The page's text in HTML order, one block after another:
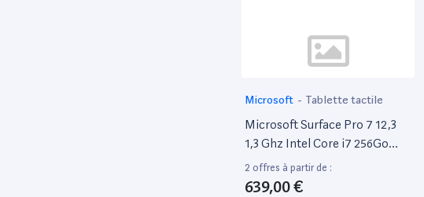
Microsoft - Tablette tactile
Microsoft Surface Pro 7 12,3
1,3 Ghz Intel Core i7 256Go
SSD 16Go Ram [Wi-Fi] Gris
Platine
2 offres à partir de :
639,00 €